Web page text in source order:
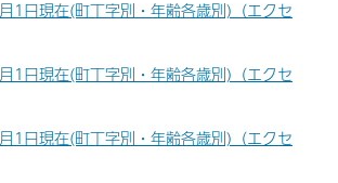
1日現在(町丁字別・年齢各歳別)（エクセ
1日現在(町丁字別・年齢各歳別)（エクセ
1日現在(町丁字別・年齢各歳別)（エクセ